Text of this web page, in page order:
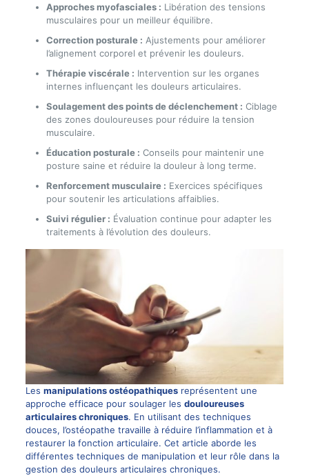
Approches myofasciales : Libération des tensions
musculaires pour un meilleur équilibre.
Correction posturale : Ajustements pour améliorer
l’alignement corporel et prévenir les douleurs.
Thérapie viscérale : Intervention sur les organes
internes influençant les douleurs articulaires.
Soulagement des points de déclenchement : Ciblage
des zones douloureuses pour réduire la tension
musculaire.
Éducation posturale : Conseils pour maintenir une
posture saine et réduire la douleur à long terme.
Renforcement musculaire : Exercices spécifiques
pour soutenir les articulations affaiblies.
Suivi régulier : Évaluation continue pour adapter les
traitements à l’évolution des douleurs.
Les manipulations ostéopathiquesreprésentent une
approche efficace pour soulager les douloureuses
articulaires chroniques. En utilisant des techniques
douces, l’ostéopathe travaille à réduire l’inflammation et à
restaurer la fonction articulaire. Cet article aborde les
différentes techniques de manipulation et leur rôle dans la
gestion des douleurs articulaires chroniques.